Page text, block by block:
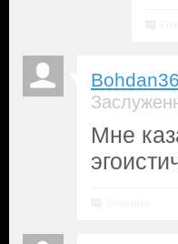
Bohdan36
Мне